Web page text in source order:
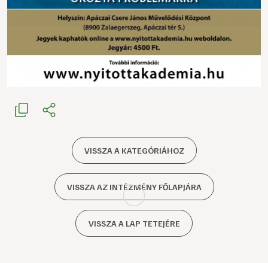
VISSZA A KATEGÓRIÁHOZ
VISSZA AZ INTÉZMÉNY FŐLAPJÁRA
VISSZA A LAP TETEJÉRE